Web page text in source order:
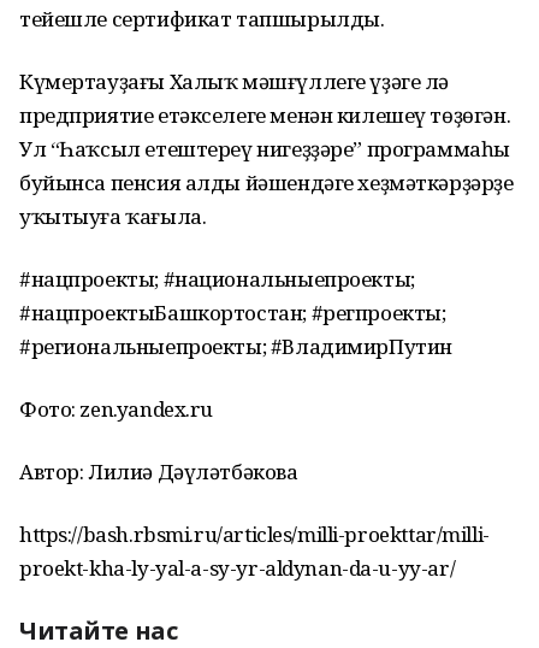
тейешле сертификат тапшырылды.
Күмертауҙағы Халыҡ мәшғүллеге үҙәге лә
предприятие етәкселеге менән килешеү төҙөгән.
Ул “Һаҡсыл етештереү нигеҙҙәре” программаһы
буйынса пенсия алды йәшендәге хеҙмәткәрҙәрҙе
уҡытыуға ҡағыла.
#нацпроекты; #национальныепроекты;
#нацпроектыБашкортостан; #регпроекты;
#региональныепроекты; #ВладимирПутин
Фото: zen.yandex.ru
Автор: Лилиә Дәүләтбәкова
https://bash.rbsmi.ru/articles/milli-proekttar/milli-
proekt-kha-ly-yal-a-sy-yr-aldynan-da-u-yy-ar/
Читайте нас